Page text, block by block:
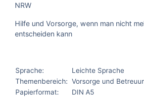
NRW
Hilfe und Vorsorge, wenn man nicht
entscheiden kann
Sprache:
Leichte Sprache
Themenbereich: Vorsorge und
Papierformat:
DIN A5